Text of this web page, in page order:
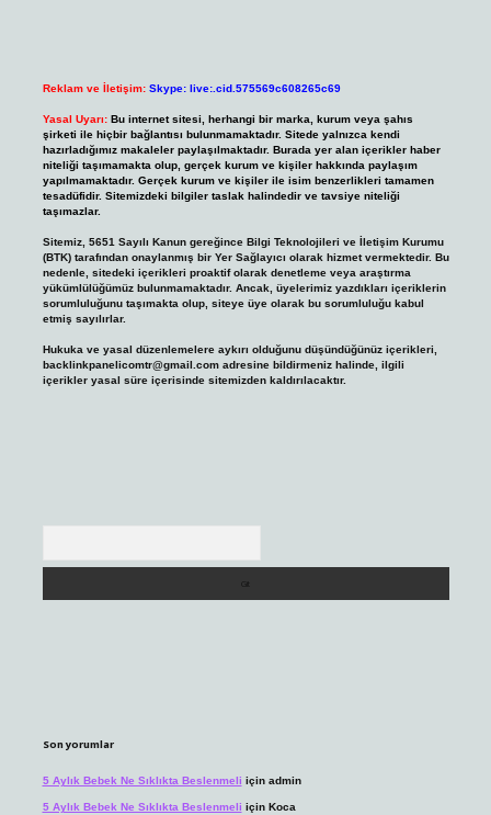
Reklam ve İletişim: Skype: live:.cid.575569c608265c69
Yasal Uyarı: Bu internet sitesi, herhangi bir marka, kurum veya şahıs
şirketi ile hiçbir bağlantısı bulunmamaktadır. Sitede yalnızca kendi
hazırladığımız makaleler paylaşılmaktadır. Burada yer alan içerikler haber
niteliği taşımamakta olup, gerçek kurum ve kişiler hakkında paylaşım
yapılmamaktadır. Gerçek kurum ve kişiler ile isim benzerlikleri tamamen
tesadüfidir. Sitemizdeki bilgiler taslak halindedir ve tavsiye niteliği
taşımazlar.
Sitemiz, 5651 Sayılı Kanun gereğince Bilgi Teknolojileri ve İletişim Kurumu
(BTK) tarafından onaylanmış bir Yer Sağlayıcı olarak hizmet vermektedir. Bu
nedenle, sitedeki içerikleri proaktif olarak denetleme veya araştırma
yükümlülüğümüz bulunmamaktadır. Ancak, üyelerimiz yazdıkları içeriklerin
sorumluluğunu taşımakta olup, siteye üye olarak bu sorumluluğu kabul
etmiş sayılırlar.
Hukuka ve yasal düzenlemelere aykırı olduğunu düşündüğünüz içerikleri,
backlinkpanelicomtr@gmail.comadresine bildirmeniz halinde, ilgili
içerikler yasal süre içerisinde sitemizden kaldırılacaktır.
Son yorumlar
5 Aylık Bebek Ne Sıklıkta Beslenmeli için admin
5 Aylık Bebek Ne Sıklıkta Beslenmeli için Koca